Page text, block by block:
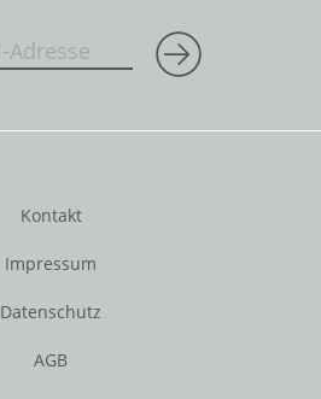
Kontakt
Impressum
Datenschutz
AGB